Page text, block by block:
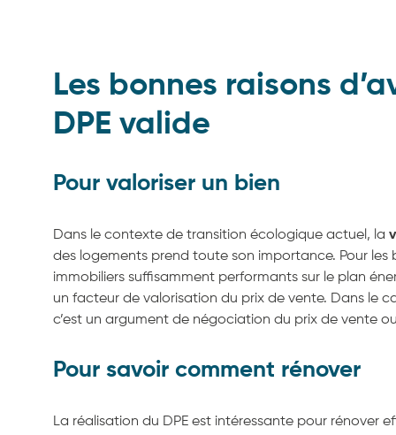
Les bonnes raisons
DPE valide
Pour valoriser un bien
Dans le contexte de transition écologique actuel, la
des logements prend toute son importance. Pour les
immobiliers suffisamment performants sur le plan
un facteur de valorisation du prix de vente. Dans le
c’est un argument de négociation du prix de vente
Pour savoir comment rénover
La réalisation du DPE est intéressante pour rénover